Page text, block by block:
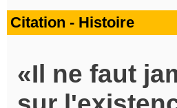
Citation - Histoire
Il ne faut